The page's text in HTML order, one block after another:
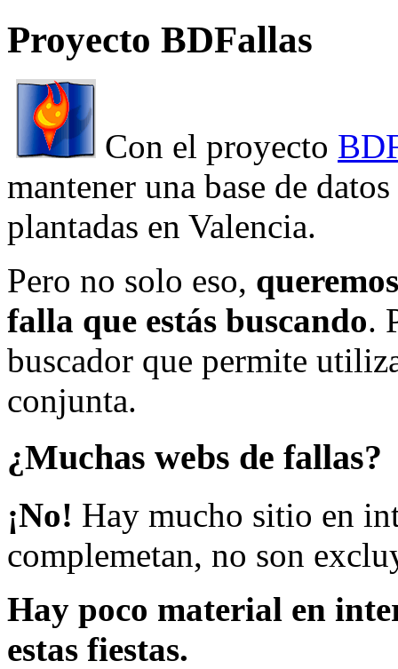
Proyecto BDFallas
Con el proyecto
mantener una base de
plantadas en Valencia.
Pero no solo eso,
falla que estás buscando.
buscador que permite
conjunta.
¿Muchas webs de fallas?
¡No! Hay mucho sitio en
complemetan, no son
Hay poco material en
estas fiestas.